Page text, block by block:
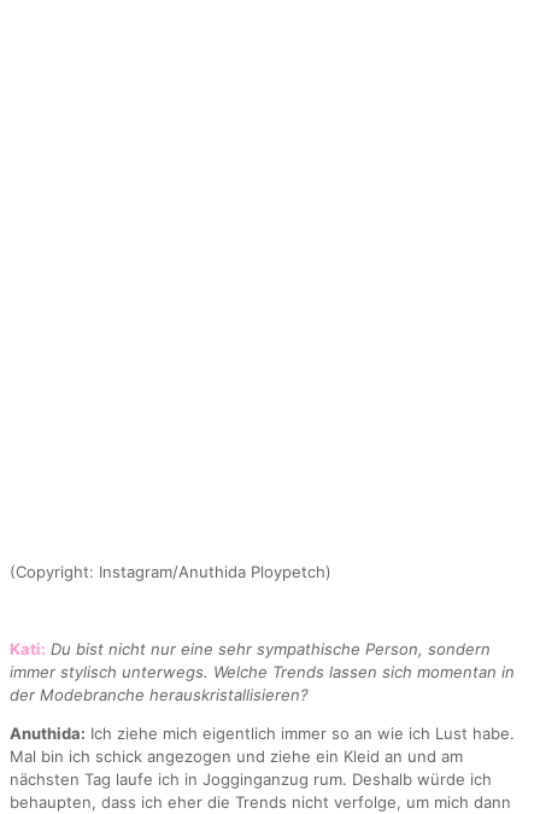
(Copyright: Instagram/Anuthida Ploypetch)
Kati: Du bist nicht nur eine sehr sympathische Person, sondern
immer stylisch unterwegs. Welche Trends lassen sich momentan in
der Modebranche herauskristallisieren?
Anuthida: Ich ziehe mich eigentlich immer so an wie ich Lust habe.
Mal bin ich schick angezogen und ziehe ein Kleid an und am
nächsten Tag laufe ich in Jogginganzug rum. Deshalb würde ich
behaupten, dass ich eher die Trends nicht verfolge, um mich dann